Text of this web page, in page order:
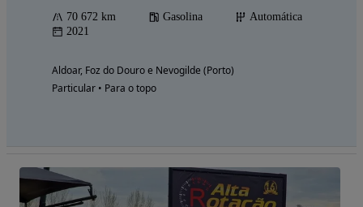
70 672 km Gasolina
Automática
2021
Aldoar, Foz do Douro e Nevogilde (Porto)
Particular • Para o topo